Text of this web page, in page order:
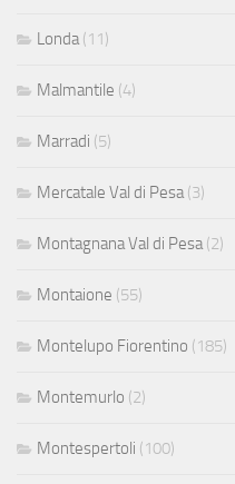
Londa(11)
Malmantile (4)
Marradi (5)
Mercatale Val di Pesa(3)
Montagnana Val di Pesa(2)
Montaione (55)
Montelupo Fiorentino (185)
Montemurlo (2)
Montespertoli (100)